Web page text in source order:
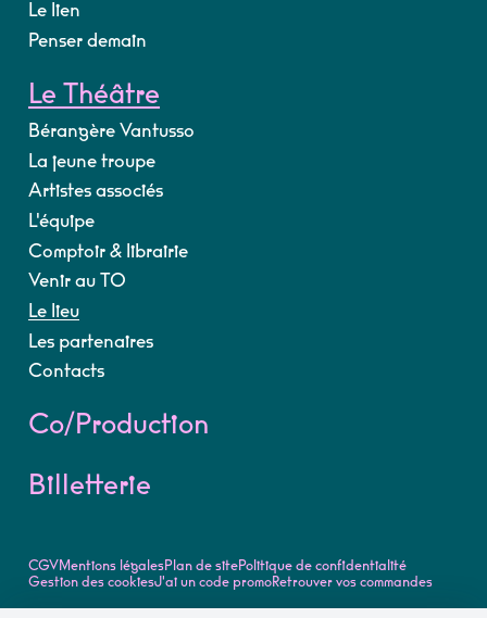
Le lien
Penser demain
Le Théâtre
Bérangère Vantusso
La jeune troupe
Artistes associés
L'équipe
Comptoir & librairie
Venir au TO
Le lieu
Les partenaires
Contacts
Co/Production
Billetterie
CGVMentions légalesPlan de sitePolitique de confidentialité
Gestion des cookiesJ'ai un code promoRetrouver vos commandes